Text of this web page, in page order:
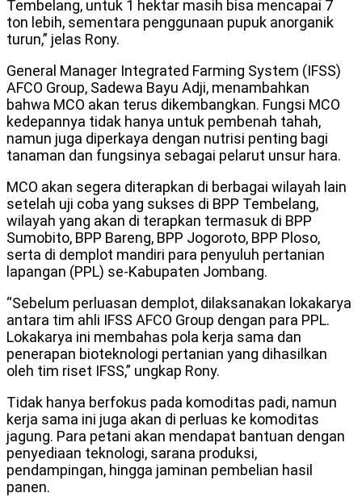
Tembelang, untuk 1 hektar masih bisa mencapai 7
ton lebih, sementara penggunaan pupuk anorganik
turun,” jelas Rony.
General Manager Integrated Farming System (IFSS)
AFCO Group, Sadewa Bayu Adji, menambahkan
bahwa MCO akan terus dikembangkan. Fungsi MCO
kedepannya tidak hanya untuk pembenah tahah,
namun juga diperkaya dengan nutrisi penting bagi
tanaman dan fungsinya sebagai pelarut unsur hara.
MCO akan segera diterapkan di berbagai wilayah lain
setelah uji coba yang sukses di BPP Tembelang,
wilayah yang akan di terapkan termasuk di BPP
Sumobito, BPP Bareng, BPP Jogoroto, BPP Ploso,
serta di demplot mandiri para penyuluh pertanian
lapangan (PPL) se-Kabupaten Jombang.
“Sebelum perluasan demplot, dilaksanakan lokakarya
antara tim ahli IFSS AFCO Group dengan para PPL.
Lokakarya ini membahas pola kerja sama dan
penerapan bioteknologi pertanian yang dihasilkan
oleh tim riset IFSS,” ungkap Rony.
Tidak hanya berfokus pada komoditas padi, namun
kerja sama ini juga akan di perluas ke komoditas
jagung. Para petani akan mendapat bantuan dengan
penyediaan teknologi, sarana produksi,
pendampingan, hingga jaminan pembelian hasil
panen.